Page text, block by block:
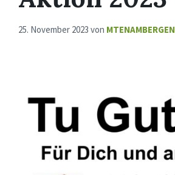
25. November 2023 von MTENAMBERGEN